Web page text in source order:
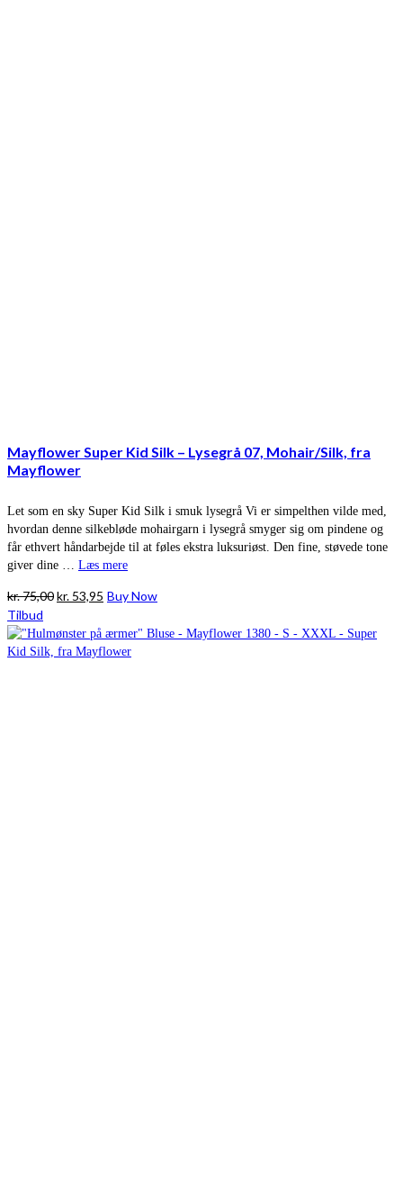
Mayflower Super Kid Silk – Lysegrå 07, Mohair/Silk, fra
Mayflower
Let som en sky Super Kid Silk i smuk lysegrå Vi er simpelthen vilde med,
hvordan denne silkebløde mohairgarn i lysegrå smyger sig om pindene og
får ethvert håndarbejde til at føles ekstra luksuriøst. Den fine, støvede tone
giver dine … Læs mere
kr.75,00Den
pris
var:
kr. 53,95 Den
pris
er:
Buy Now
Tilbud